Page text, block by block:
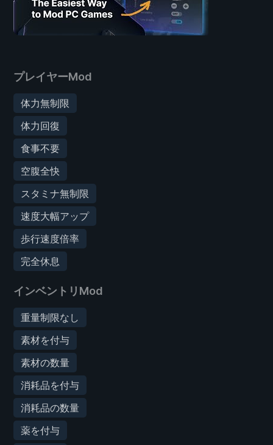
プレイヤーMod
体力無制限
体力回復
食事不要
空腹全快
スタミナ無制限
速度大幅アップ
歩行速度倍率
完全休息
インベントリMod
重量制限なし
素材を付与
素材の数量
消耗品を付与
消耗品の数量
薬を付与